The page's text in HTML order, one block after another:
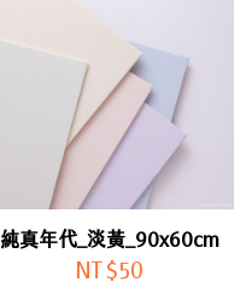
純真年代_淡黃_90x60cm
NT$50